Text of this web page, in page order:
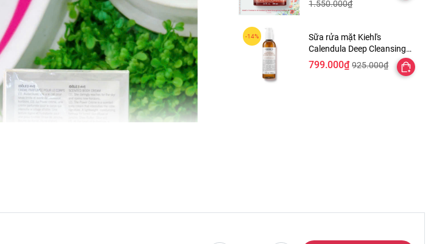
1.550.000₫
Sữa rửa mặt Kiehl's
Calendula Deep Cleansing
Foaming Face Wash
799.000₫ 925.000₫